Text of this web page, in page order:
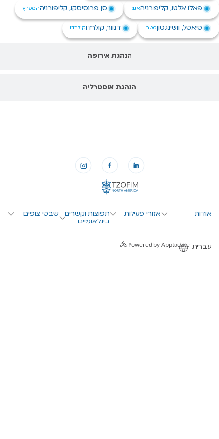
הנהגת אירופה
הנהגת אוסטרליה
קליפורניה אגוז סן פרנסיסקו, קליפורניה המפרץ
וושינגטוןמטר דנוור, קולרדוקולרדו
אזורי פעילות
תפוצות וקשרים
שבטי צופים
Powered by